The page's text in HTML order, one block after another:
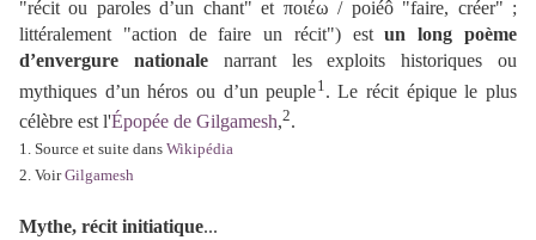
"récit ou paroles d’un chant" et ποιέω / poiéô "faire, créer" ;
littéralement "action de faire un récit") estun long poème
d’envergure nationalenarrant les exploits historiques ou
mythiques d’un héros ou d’un peuple1 . Le récit épique le plus
célèbre est l'Épopée de Gilgamesh,2.
1. Source et suite dans Wikipédia
2. VoirGilgamesh
Mythe, récit initiatique...